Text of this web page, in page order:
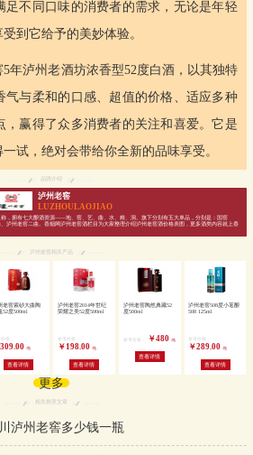
足不同口味的消费者的需求，无论是年轻
到它给予的美妙体验。
年泸州老酒坊浓香型52度白酒，以其独特
气与柔和的口感、超值的价格、适应多种
，赢得了众多消费者的关注和喜爱。它是
试，绝对会带给你全新的品味享受。
品牌介绍
泸州老窖
LUZHOULAOJIAO
，拥有七大酿酒资源——地、窖、艺、曲、水、粮、洞。旗下分别有五大单品，分别是：国窖
泸州老窖二曲。香烟网泸州老窖酒栏目为大家整理介绍泸州老窖酒价格表图，更多酒类内容就上香
泸州老窖相关产品
老窖紫砂大曲陶
52度500ml
309.00 /瓶
查看详情
泸州老窖2014年世纪
荣耀之美52度500ml
￥198.00 /瓶
查看详情
泸州老窖陶然典藏52
度500ml
￥480 /瓶
查看详情
泸州老窖508度小茗酿
508 125ml
￥289.00 /瓶
查看详情
更多
相关推荐文章
泸州老窖多少钱一瓶